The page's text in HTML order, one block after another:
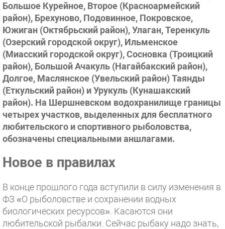
Большое Курейное, Второе (Красноармейский
район), Брехуново, Подовинное, Покровское,
Южиган (Октябрьский район), Улаган, Теренкуль
(Озерский городской округ), Ильменское
(Миасский городской округ), Сосновка (Троицкий
район), Большой Ачакуль (Нагайбакский район),
Долгое, Маслянское (Увельский район) Таянды
(Еткульский район) и Урукуль (Кунашакский
район). На Шершневском водохранилище границы
четырех участков, выделенных для бесплатного
любительского и спортивного рыболовства,
обозначены специальными аншлагами.
Новое в правилах
В конце прошлого года вступили в силу изменения в
ФЗ «О рыболовстве и сохранении водных
биологических ресурсов». Касаются они
любительской рыбалки. Сейчас рыбаку надо знать,